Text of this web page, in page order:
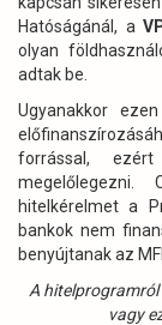
Hatóságánál, a
olyan
adtak be.
Ugyanakkor
forrással,
megelőlegezni.
hitelkérelmet a
bankok nem
benyújtanak az
A
vagy